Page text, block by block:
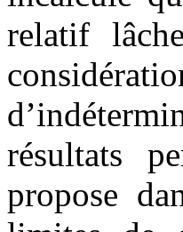
relatif
résultats
propose